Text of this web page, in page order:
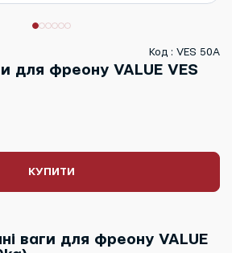
Код : VES 50А
для фреону VALUE VES
КУПИТИ
ваги для фреону VALUE